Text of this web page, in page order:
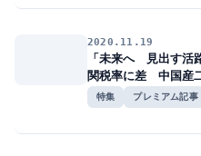
2020.11.19
「未来へ 見出す活
関税率に差 中国産
特集 プレミアム記事